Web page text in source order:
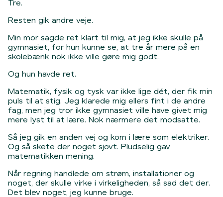
Tre.
Resten gik andre veje.
Min mor sagde ret klart til mig, at jeg ikke skulle på
gymnasiet, for hun kunne se, at tre år mere på en
skolebænk nok ikke ville gøre mig godt.
Og hun havde ret.
Matematik, fysik og tysk var ikke lige dét, der fik min
puls til at stig. Jeg klarede mig ellers fint i de andre
fag, men jeg tror ikke gymnasiet ville have givet mig
mere lyst til at lære. Nok nærmere det modsatte.
Så jeg gik en anden vej og kom i lære som elektriker.
Og så skete der noget sjovt. Pludselig gav
matematikken mening.
Når regning handlede om strøm, installationer og
noget, der skulle virke i virkeligheden, så sad det der.
Det blev noget, jeg kunne bruge.